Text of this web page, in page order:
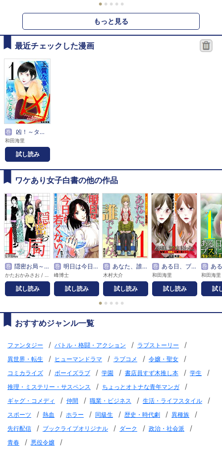
● ● ● ● ●
もっと見る
最近チェックした漫画
巻 凶！～タワマン女が占いで全財産失うまで～
和田海里
試し読み
ワケあり女子白書の他の作品
巻 隠密お局～あなたのホンネ見えてます～
試し読み
巻 明日は今日より若くない！～駆け込み婚必勝法～
峰博士
試し読み
巻 あなた、誰でしたっけ？ ～キャバ嬢が介護士になった話～
木村大介
試し読み
巻 ある日、ブスになった。 転落した元美人は手に負えない
和田海里
試し読み
巻 ある日、ブスにな
和田海里
試
● ● ● ● ●
おすすめジャンル一覧
ファンタジー / バトル・格闘・アクション / ラブストーリー /
異世界・転生 / ヒューマンドラマ / ラブコメ / 令嬢・聖女 /
コミカライズ / ボーイズラブ / 学園 / 書店員すず木推し本 / 学生 /
推理・ミステリー・サスペンス / ちょっとオトナな青年マンガ /
ギャグ・コメディ / 仲間 / 職業・ビジネス / 生活・ライフスタイル /
スポーツ / 熱血 / ホラー / 同級生 / 歴史・時代劇 / 異種族 /
先行配信 / ブックライブオリジナル / ダーク / 政治・社会派 /
青春 / 悪役令嬢
/